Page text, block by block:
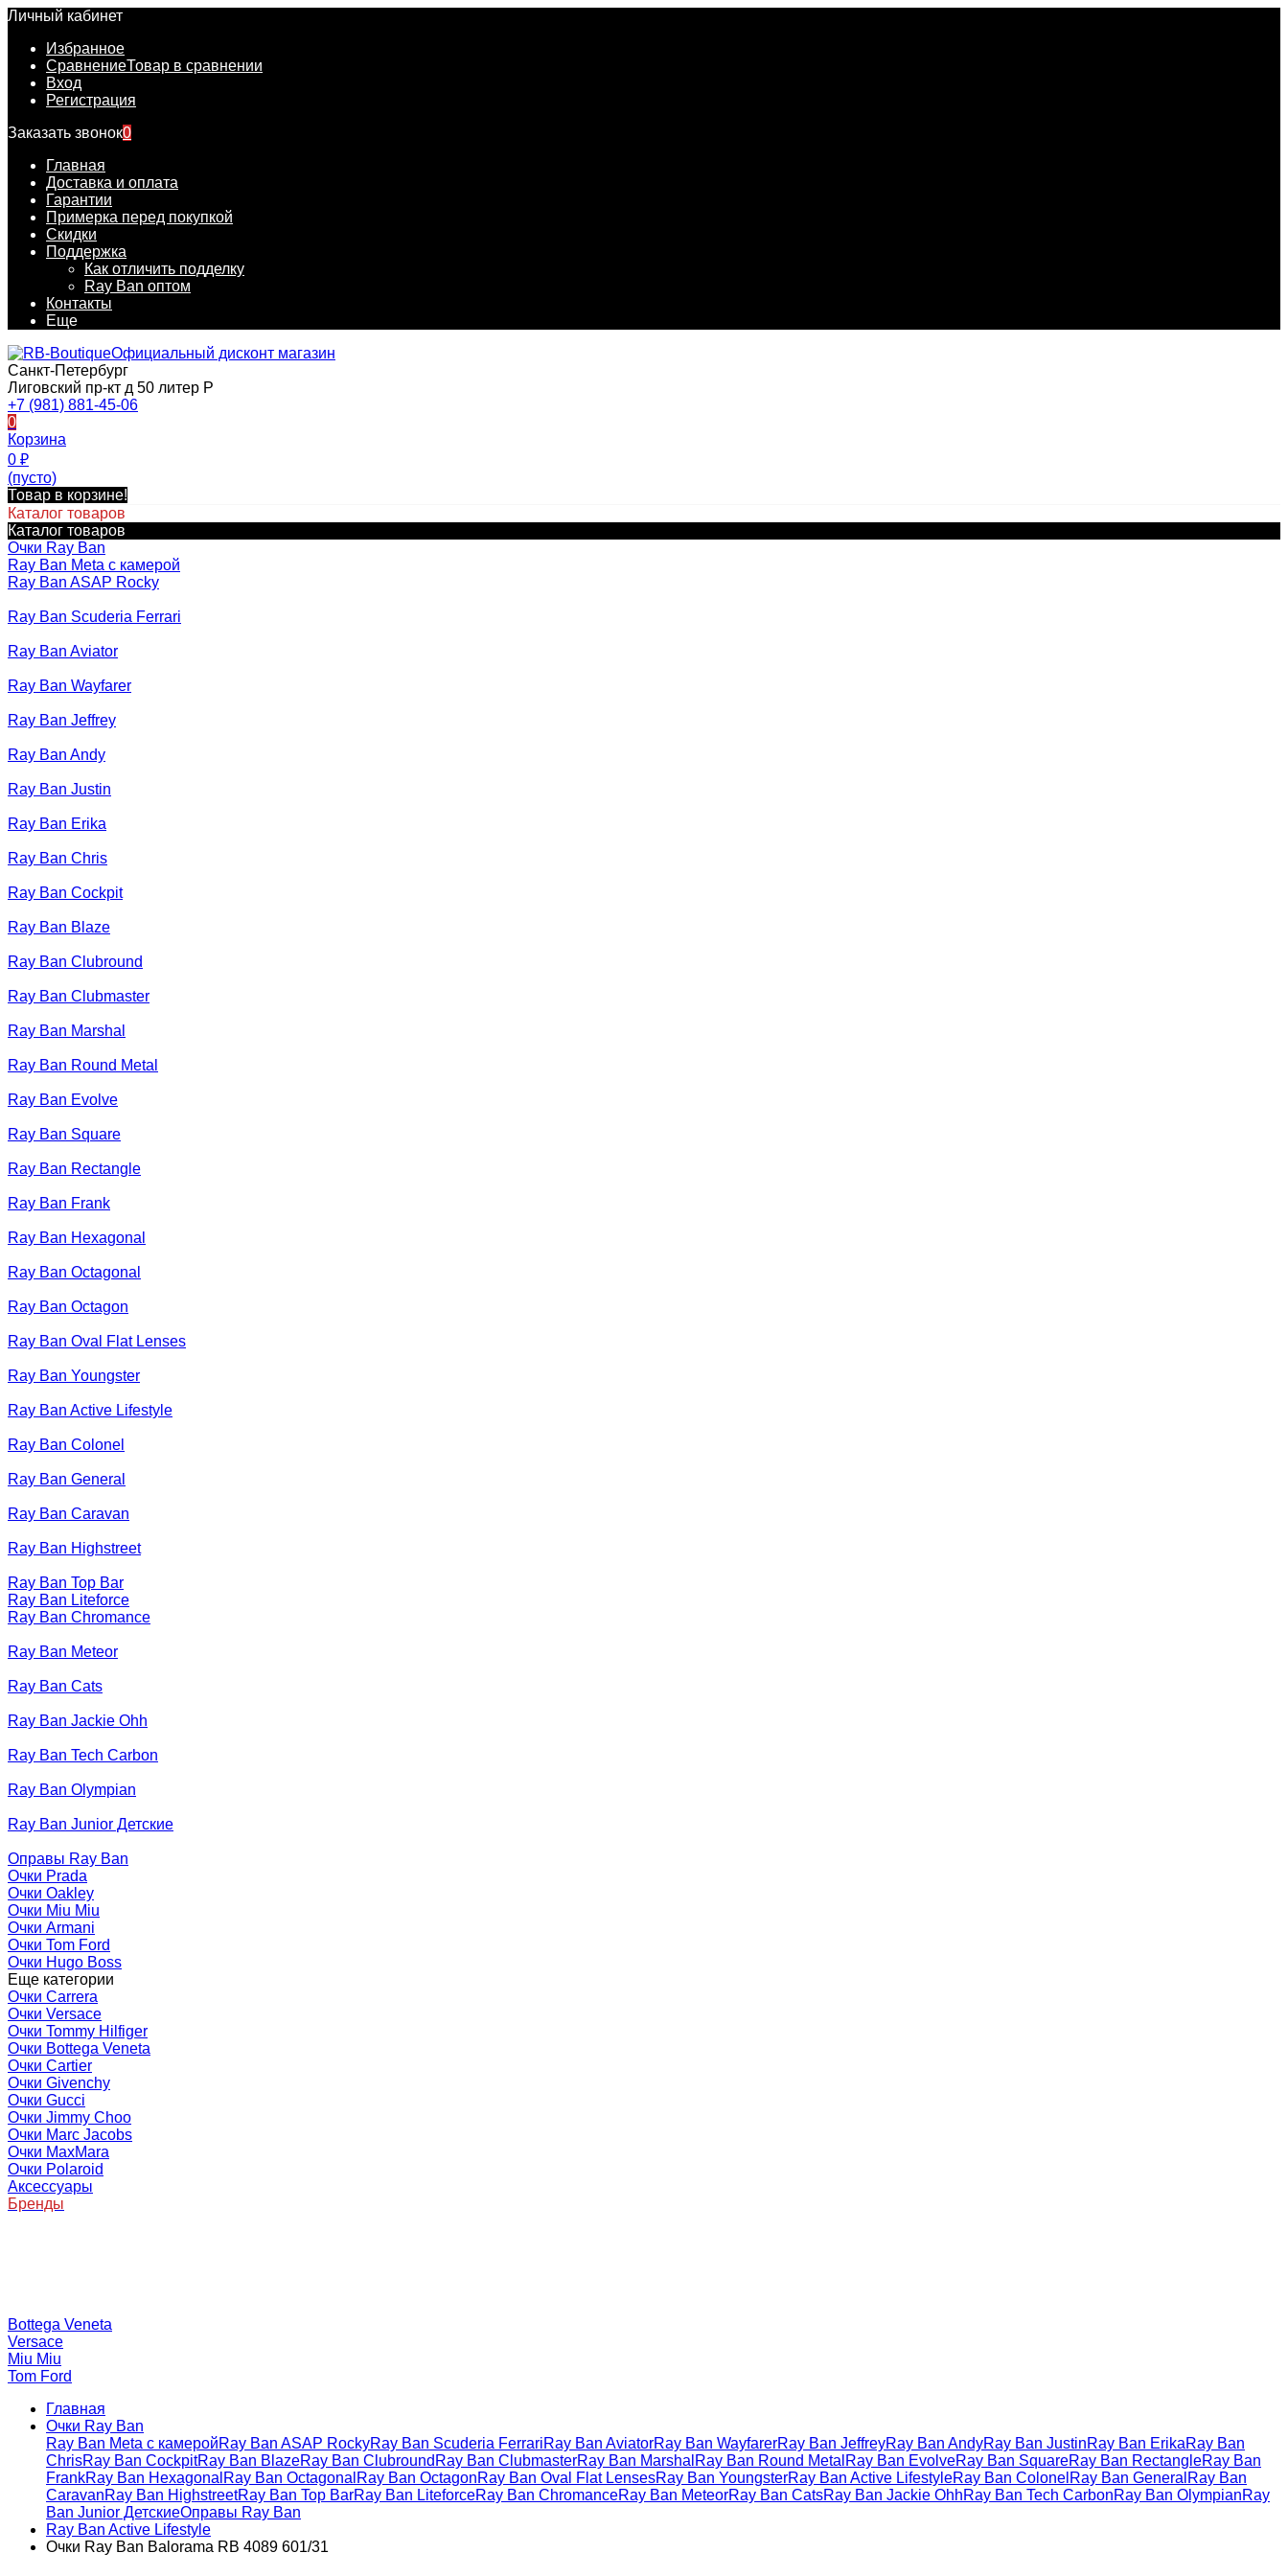
Личный кабинет
Избранное
СравнениеТовар в сравнении
Вход
Регистрация
Заказать звонок0
Главная
Доставка и оплата
Гарантии
Примерка перед покупкой
Скидки
Поддержка
Как отличить подделку
Ray Ban оптом
Контакты
Еще
Официальный дисконт магазин
Санкт-Петербург
Лиговский пр-кт д 50 литер Р
+7 (981) 881-45-06
0
Корзина
0 ₽
(пусто)
Товар в корзине!
Каталог товаров
Каталог товаров
Очки Ray Ban
Ray Ban Meta с камерой
Ray Ban ASAP Rocky
Ray Ban Scuderia Ferrari
Ray Ban Aviator
Ray Ban Wayfarer
Ray Ban Jeffrey
Ray Ban Andy
Ray Ban Justin
Ray Ban Erika
Ray Ban Chris
Ray Ban Cockpit
Ray Ban Blaze
Ray Ban Clubround
Ray Ban Clubmaster
Ray Ban Marshal
Ray Ban Round Metal
Ray Ban Evolve
Ray Ban Square
Ray Ban Rectangle
Ray Ban Frank
Ray Ban Hexagonal
Ray Ban Octagonal
Ray Ban Octagon
Ray Ban Oval Flat Lenses
Ray Ban Youngster
Ray Ban Active Lifestyle
Ray Ban Colonel
Ray Ban General
Ray Ban Caravan
Ray Ban Highstreet
Ray Ban Top Bar
Ray Ban Liteforce
Ray Ban Chromance
Ray Ban Meteor
Ray Ban Cats
Ray Ban Jackie Ohh
Ray Ban Tech Carbon
Ray Ban Olympian
Ray Ban Junior Детские
Оправы Ray Ban
Очки Prada
Очки Oakley
Очки Miu Miu
Очки Armani
Очки Tom Ford
Очки Hugo Boss
Еще категории
Очки Carrera
Очки Versace
Очки Tommy Hilfiger
Очки Bottega Veneta
Очки Cartier
Очки Givenchy
Очки Gucci
Очки Jimmy Choo
Очки Marc Jacobs
Очки MaxMara
Очки Polaroid
Аксессуары
Бренды
Bottega Veneta
Versace
Miu Miu
Tom Ford
Главная
Очки Ray Ban
Ray Ban Meta с камеройRay Ban ASAP RockyRay Ban Scuderia FerrariRay Ban AviatorRay Ban WayfarerRay Ban JeffreyRay Ban AndyRay Ban JustinRay Ban ErikaRay Ban
ChrisRay Ban CockpitRay Ban BlazeRay Ban Clubround Ray Ban ClubmasterRay Ban Marshal Ray Ban Round Metal Ray Ban EvolveRay Ban SquareRay Ban RectangleRay Ban
FrankRay Ban Hexagonal Ray Ban Octagonal Ray Ban OctagonRay Ban Oval Flat LensesRay Ban YoungsterRay Ban Active LifestyleRay Ban Colonel Ray Ban General Ray Ban
CaravanRay Ban HighstreetRay Ban Top BarRay Ban LiteforceRay Ban ChromanceRay Ban MeteorRay Ban CatsRay Ban Jackie OhhRay Ban Tech CarbonRay Ban OlympianRay
Ban Junior ДетскиеОправы Ray Ban
Ray Ban Active Lifestyle
Очки Ray Ban Balorama RB 4089 601/31